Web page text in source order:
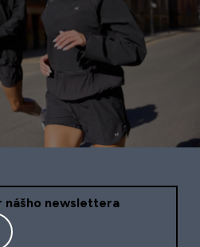
nášho newslettera